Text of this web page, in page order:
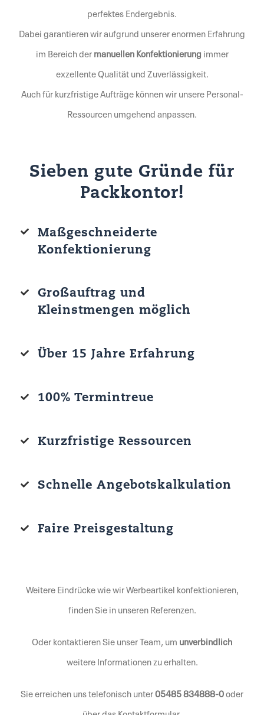
perfektes Endergebnis.
Dabei garantieren wir aufgrund unserer enormen Erfahrung
im Bereich dermanuellen Konfektionierung immer
exzellente Qualität und Zuverlässigkeit.
Auch für kurzfristige Aufträge können wir unsere Personal-
Ressourcen umgehend anpassen.
Sieben gute Gründe für
Packkontor!
Maßgeschneiderte
Konfektionierung
Großauftrag und
Kleinstmengen möglich
Über 15 Jahre Erfahrung
100% Termintreue
Kurzfristige Ressourcen
Schnelle Angebotskalkulation
Faire Preisgestaltung
Weitere Eindrücke wie wir Werbeartikel konfektionieren,
finden Sie in unserenReferenzen.
Oder kontaktieren Sie unser Team, um unverbindlich
weitere Informationen zu erhalten.
Sie erreichen uns telefonisch unter05485 834888-0oder